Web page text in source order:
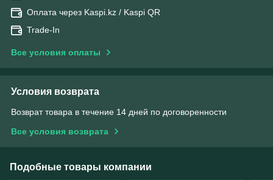
Оплата через Kaspi.kz / Kaspi QR
Trade-In
Все условия оплаты
Условия возврата
Возврат товара в течение 14 дней по договоренности
Все условия возврата
Подобные товары компании